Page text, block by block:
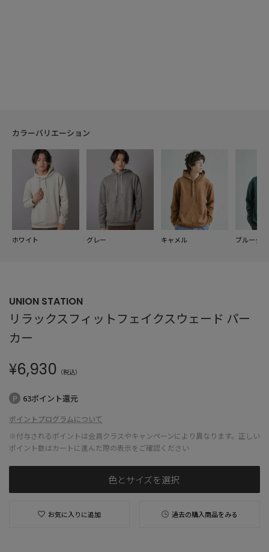
カラーバリエーション
ホワイト グレー キャメル ブルーグ
UNION STATION
リラックスフィットフェイクスウェード パー
カー
¥6,930 （税込）
63ポイント還元
ポイントプログラムについて
※付与されるポイントは会員クラスやキャンペーンにより異なります。正しい
ポイント数はカートに進んだ際の表示をご確認ください
色とサイズを選択
お気に入りに追加 過去の購入商品をみる